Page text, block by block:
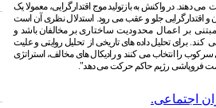
می­ دهند. در واکنش به بازتولید موج اقتدارگرایی، معمولا یک
و اقتدارگرایی جلو و عقب می­ رود. استدلال نظری آن است
بر اعمال محدودیت ساختاریبر مخالفان باشد و
کند.برای تحلیل داده ­های تاریخی از تحلیل روایتی و علیت
را انتخاب می کنند و رادیکال­ های مخالف، استراتژی
فروپاشی رژیم حاکم حرکت می­ دهد".
اجتماعی.